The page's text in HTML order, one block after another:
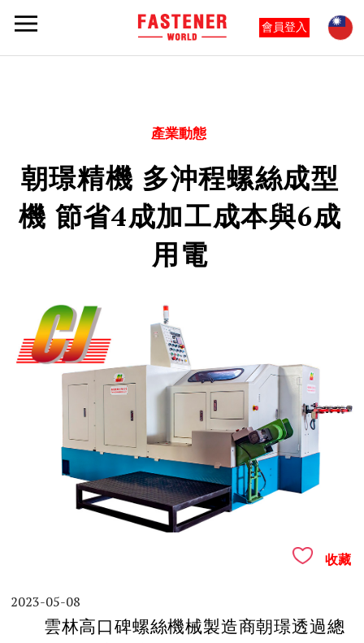
會員登入
產業動態
朝璟精機 多沖程螺絲成型
機 節省4成加工成本與6成
用電
收藏
2023-05-08
雲林高口碑螺絲機械製造商朝璟透過總